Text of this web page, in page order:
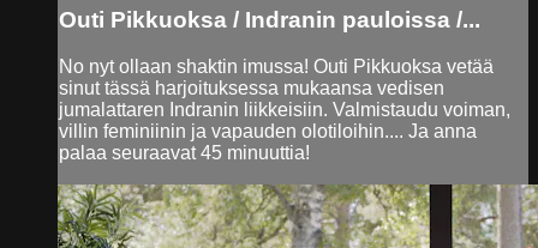
Outi Pikkuoksa / Indranin pauloissa /...
No nyt ollaan shaktin imussa! Outi Pikkuoksa vetää
sinut tässä harjoituksessa mukaansa vedisen
jumalattaren Indranin liikkeisiin. Valmistaudu voiman,
villin feminiinin ja vapauden olotiloihin.... Ja anna
palaa seuraavat 45 minuuttia!